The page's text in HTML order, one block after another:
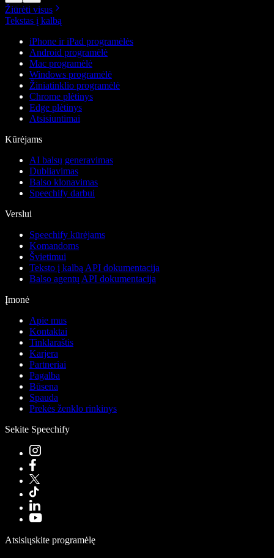
Žiūrėti visus
Tekstas į kalbą
iPhone ir iPad programėlės
Android programėlė
Mac programėlė
Windows programėlė
Žiniatinklio programėlė
Chrome plėtinys
Edge plėtinys
Atsisiuntimai
Kūrėjams
AI balsų generavimas
Dubliavimas
Balso klonavimas
Speechify darbui
Verslui
Speechify kūrėjams
Komandoms
Švietimui
Teksto į kalbą API dokumentacija
Balso agentų API dokumentacija
Įmonė
Apie mus
Kontaktai
Tinklaraštis
Karjera
Partneriai
Pagalba
Būsena
Spauda
Prekės ženklo rinkinys
Sekite Speechify
Atsisiųskite programėlę